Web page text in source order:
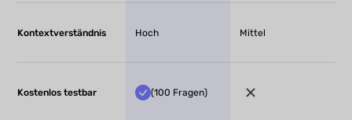
Kontextverständnis Hoch Mittel
Kostenlos testbar (100 Fragen)